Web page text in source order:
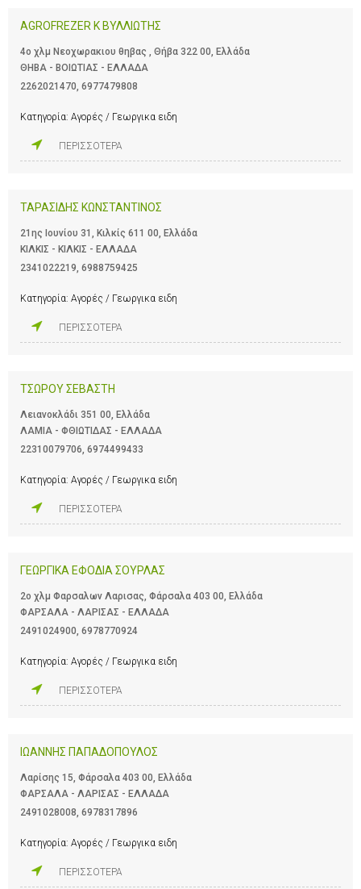
AGROFREZER Κ ΒΥΛΛΙΩΤΗΣ
4ο χλμ Νεοχωρακιου θηβας , Θήβα 322 00, Ελλάδα
ΘΗΒΑ - ΒΟΙΩΤΙΑΣ - ΕΛΛΑΔΑ
2262021470, 6977479808
Κατηγορία: Αγορές / Γεωργικα ειδη
ΠΕΡΙΣΣΟΤΕΡΑ
ΤΑΡΑΣΙΔΗΣ ΚΩΝΣΤΑΝΤΙΝΟΣ
21ης Ιουνίου 31, Κιλκίς 611 00, Ελλάδα
ΚΙΛΚΙΣ - ΚΙΛΚΙΣ - ΕΛΛΑΔΑ
2341022219, 6988759425
Κατηγορία: Αγορές / Γεωργικα ειδη
ΠΕΡΙΣΣΟΤΕΡΑ
ΤΣΩΡΟΥ ΣΕΒΑΣΤΗ
Λειανοκλάδι 351 00, Ελλάδα
ΛΑΜΙΑ - ΦΘΙΩΤΙΔΑΣ - ΕΛΛΑΔΑ
22310079706 6974499433
Κατηγορία: Αγορές / Γεωργικα ειδη
ΠΕΡΙΣΣΟΤΕΡΑ
ΓΕΩΡΓΙΚΑ ΕΦΟΔΙΑ ΣΟΥΡΛΑΣ
2ο χλμ Φαρσαλων Λαρισας, Φάρσαλα 403 00, Ελλάδα
ΦΑΡΣΑΛΑ - ΛΑΡΙΣΑΣ - ΕΛΛΑΔΑ
2491024900 6978770924
Κατηγορία: Αγορές / Γεωργικα ειδη
ΠΕΡΙΣΣΟΤΕΡΑ
ΙΩΑΝΝΗΣ ΠΑΠΑΔΟΠΟΥΛΟΣ
Λαρίσης 15, Φάρσαλα 403 00, Ελλάδα
ΦΑΡΣΑΛΑ - ΛΑΡΙΣΑΣ - ΕΛΛΑΔΑ
2491028008 6978317896
Κατηγορία: Αγορές / Γεωργικα ειδη
ΠΕΡΙΣΣΟΤΕΡΑ